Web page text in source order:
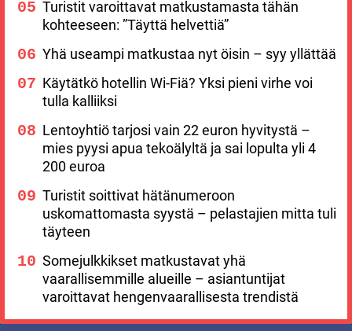
Turistit varoittavat matkustamasta tähän
kohteeseen: ”Täyttä helvettiä”
Yhä useampi matkustaa nyt öisin – syy yllättää
Käytätkö hotellin Wi-Fiä? Yksi pieni virhe voi
tulla kalliiksi
Lentoyhtiö tarjosi vain 22 euron hyvitystä –
mies pyysi apua tekoälyltä ja sai lopulta yli 4
200 euroa
Turistit soittivat hätänumeroon
uskomattomasta syystä – pelastajien mitta tuli
täyteen
Somejulkkikset matkustavat yhä
vaarallisemmille alueille – asiantuntijat
varoittavat hengenvaarallisesta trendistä